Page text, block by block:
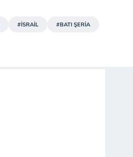
#İSRAİL #BATI ŞERİA